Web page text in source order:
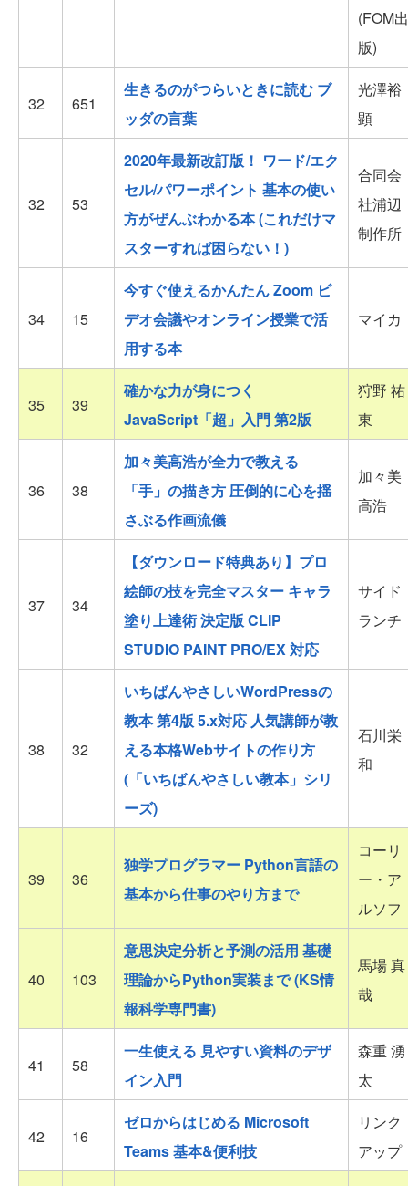
(FOM出
版)
32 651
生きるのがつらいときに読む ブ
ッダの言葉
光澤裕
顕
32 53
2020年最新改訂版！ ワード/エク
セル/パワーポイント 基本の使い
方がぜんぶわかる本 (これだけマ
スターすれば困らない！)
合同会
社浦辺
制作所
34 15
今すぐ使えるかんたん Zoom ビ
デオ会議やオンライン授業で活
用する本
マイカ
35 39
確かな力が身につく
JavaScript「超」入門 第2版
狩野 祐
東
36 38
加々美高浩が全力で教える
「手」の描き方 圧倒的に心を揺
さぶる作画流儀
加々美
高浩
37 34
【ダウンロード特典あり】プロ
絵師の技を完全マスター キャラ
塗り上達術 決定版 CLIP
STUDIO PAINT PRO/EX 対応
サイド
ランチ
38 32
いちばんやさしいWordPressの
教本 第4版 5.x対応 人気講師が教
える本格Webサイトの作り方
(「いちばんやさしい教本」シリ
ーズ)
石川栄
和
39 36
独学プログラマー Python言語の
基本から仕事のやり方まで
コーリ
ー・ア
ルソフ
40 103
意思決定分析と予測の活用 基礎
理論からPython実装まで (KS情
報科学専門書)
馬場 真
哉
41 58
一生使える 見やすい資料のデザ
イン入門
森重 湧
太
42 16
ゼロからはじめる Microsoft
Teams 基本&便利技
リンク
アップ